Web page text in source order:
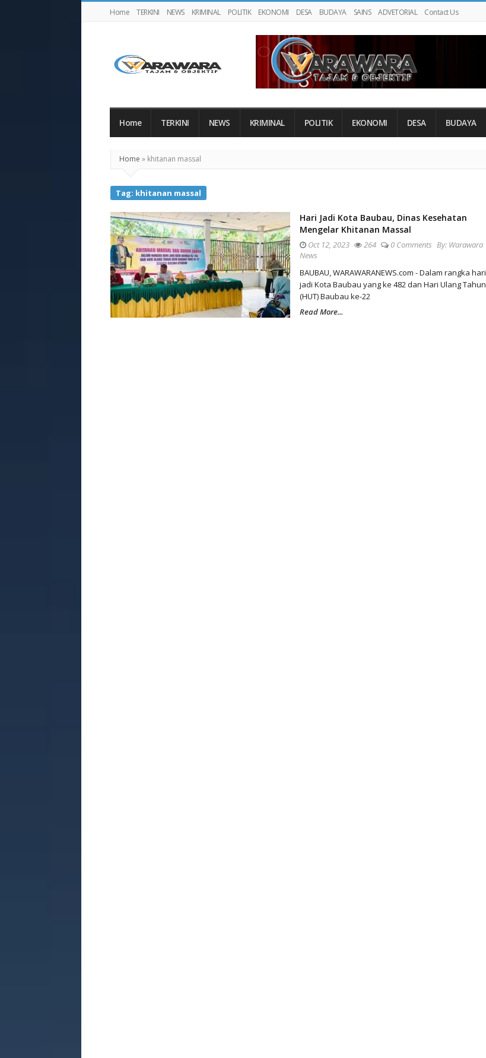
Home TERKINI NEWS KRIMINAL POLITIK EKONOMI DESA BUDAYA SAINS ADVETORIAL Contact Us
Home TERKINI NEWS KRIMINAL POLITIK EKONOMI DESA BUDAYA
Home » khitanan massal
Tag: khitanan massal
Hari Jadi Kota Baubau, Dinas Kesehatan
Mengelar Khitanan Massal
Oct 12, 2023 264 0 Comments By: Warawara
News
BAUBAU, WARAWARANEWS.com - Dalam rangka hari
jadi Kota Baubau yang ke 482 dan Hari Ulang Tahun
(HUT) Baubau ke-22
Read More...